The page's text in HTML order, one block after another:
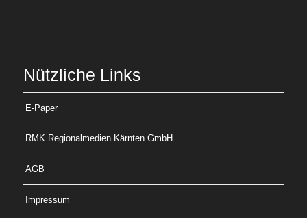
Nützliche Links
E-Paper
RMK Regionalmedien Kärnten GmbH
AGB
Impressum